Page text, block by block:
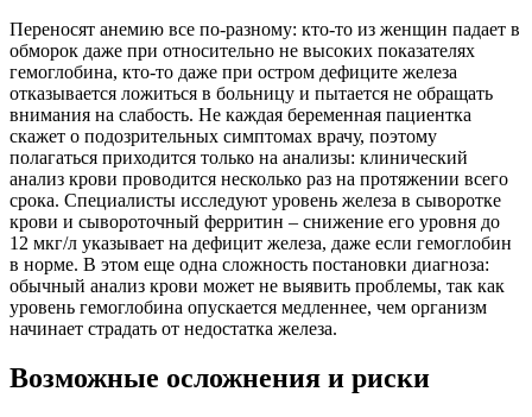
Переносят анемию все по-разному: кто-то из женщин падает в
обморок даже при относительно не высоких показателях
гемоглобина, кто-то даже при остром дефиците железа
отказывается ложиться в больницу и пытается не обращать
внимания на слабость. Не каждая беременная пациентка
скажет о подозрительных симптомах врачу, поэтому
полагаться приходится только на анализы: клинический
анализ крови проводится несколько раз на протяжении всего
срока. Специалисты исследуют уровень железа в сыворотке
крови и сывороточный ферритин – снижение его уровня до
12 мкг/л указывает на дефицит железа, даже если гемоглобин
в норме. В этом еще одна сложность постановки диагноза:
обычный анализ крови может не выявить проблемы, так как
уровень гемоглобина опускается медленнее, чем организм
начинает страдать от недостатка железа.
Возможные осложнения и риски